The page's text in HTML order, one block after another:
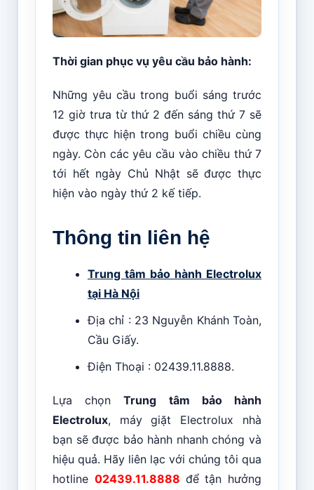
Thời gian phục vụ yêu cầu bảo hành:
Những yêu cầu trong buổi sáng trước
12 giờ trưa từ thứ 2 đến sáng thứ 7 sẽ
được thực hiện trong buổi chiều cùng
ngày. Còn các yêu cầu vào chiều thứ 7
tới hết ngày Chủ Nhật sẽ được thực
hiện vào ngày thứ 2 kế tiếp.
Thông tin liên hệ
Trung tâm bảo hành Electrolux
tại Hà Nội
Địa chỉ : 23 Nguyễn Khánh Toàn,
Cầu Giấy.
Điện Thoại : 02439.11.8888.
Lựa chọnTrung tâm bảo hành
Electrolux, máy giặt Electrolux nhà
bạn sẽ được bảo hành nhanh chóng và
hiệu quả. Hãy liên lạc với chúng tôi qua
hotline 02439.11.8888 để tận hưởng